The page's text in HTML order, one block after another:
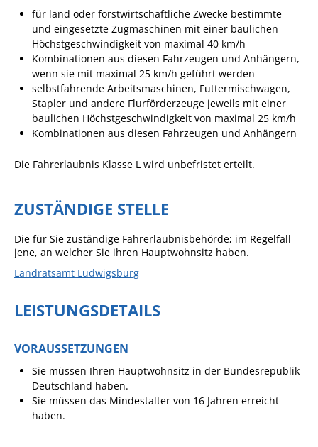
Mensa
Musikschule
Gemeindebücherei
Jugendhaus
Sportstätten
Veranstaltungsgebäude
Freiwillige Feuerwehr
Häckselplatz
Friedhof
Kläranlage
Infokalender
für land oder forstwirtschaftliche Zwecke bestimmte
und eingesetzte Zugmaschinen mit einer baulichen
Höchstgeschwindigkeit von maximal 40 km/h
Kombinationen aus diesen Fahrzeugen und Anhängern,
wenn sie mit maximal 25 km/h geführt werden
selbstfahrende Arbeitsmaschinen, Futtermischwagen,
Stapler und andere Flurförderzeuge jeweils mit einer
baulichen Höchstgeschwindigkeit von maximal 25 km/h
Kombinationen aus diesen Fahrzeugen und Anhängern
Die Fahrerlaubnis Klasse L wird unbefristet erteilt.
ZUSTÄNDIGE STELLE
Die für Sie zuständige Fahrerlaubnisbehörde; im Regelfall
jene, an welcher Sie ihren Hauptwohnsitz haben.
Landratsamt Ludwigsburg
LEISTUNGSDETAILS
VORAUSSETZUNGEN
Sie müssen Ihren Hauptwohnsitz in der Bundesrepublik
Deutschland haben.
Sie müssen das Mindestalter von 16 Jahren erreicht
haben.